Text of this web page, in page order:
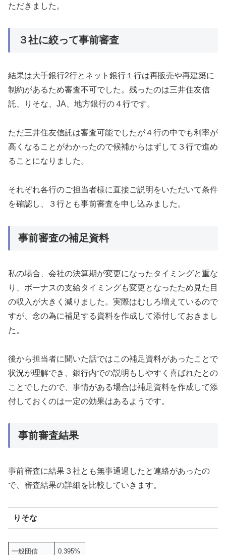
ただきました。
３社に絞って事前審査
結果は大手銀行2行とネット銀行１行は再販売や再建築に
制約があるため審査不可でした。残ったのは三井住友信
託、りそな、JA、地方銀行の４行です。
ただ三井住友信託は審査可能でしたが４行の中でも利率が
高くなることがわかったので候補からはずして３行で進め
ることになりました。
それぞれ各行のご担当者様に直接ご説明をいただいて条件
を確認し、３行とも事前審査を申し込みました。
事前審査の補足資料
私の場合、会社の決算期が変更になったタイミングと重な
り、ボーナスの支給タイミングも変更となったため見た目
の収入が大きく減りました。実際はむしろ増えているので
すが、念の為に補足する資料を作成して添付しておきまし
た。
後から担当者に聞いた話ではこの補足資料があったことで
状況が理解でき、銀行内での説明もしやすく喜ばれたとの
ことでしたので、事情がある場合は補足資料を作成して添
付しておくのは一定の効果はあるようです。
事前審査結果
事前審査に結果３社とも無事通過したと連絡があったの
で、審査結果の詳細を比較していきます。
りそな
一般団信 0.395%